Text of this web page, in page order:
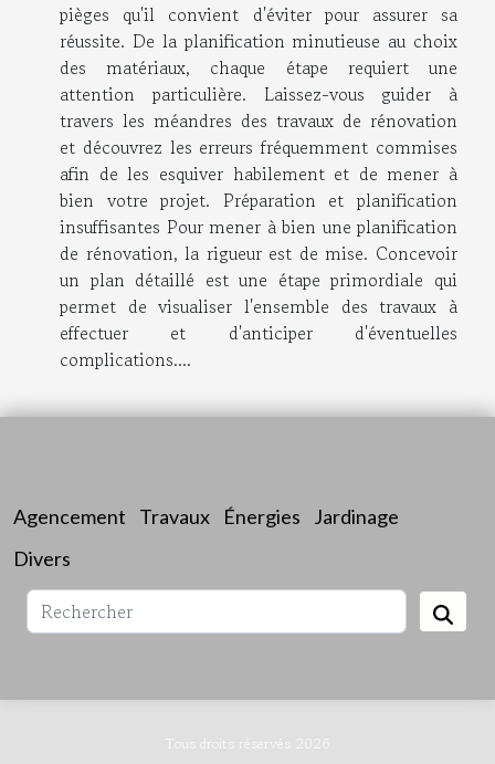
pièges qu'il convient d'éviter pour assurer sa
réussite. De la planification minutieuse au choix
des matériaux, chaque étape requiert une
attention particulière. Laissez-vous guider à
travers les méandres des travaux de rénovation
et découvrez les erreurs fréquemment commises
afin de les esquiver habilement et de mener à
bien votre projet. Préparation et planification
insuffisantes Pour mener à bien une planification
de rénovation, la rigueur est de mise. Concevoir
un plan détaillé est une étape primordiale qui
permet de visualiser l'ensemble des travaux à
effectuer et d'anticiper d'éventuelles
complications....
Agencement Travaux Énergies
Jardinage
Divers
Tous droits réservés 2026